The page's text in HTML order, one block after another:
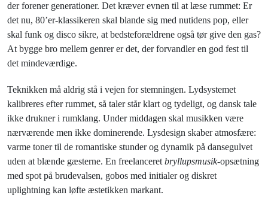
der forener generationer. Det kræver evnen til at læse rummet: Er
det nu, 80’er-klassikeren skal blande sig med nutidens pop, eller
skal funk og disco sikre, at bedsteforældrene også tør give den gas?
At bygge bro mellem genrer er det, der forvandler en god fest til
det mindeværdige.
Teknikken må aldrig stå i vejen for stemningen. Lydsystemet
kalibreres efter rummet, så taler står klart og tydeligt, og dansk tale
ikke drukner i rumklang. Under middagen skal musikken være
nærværende men ikke dominerende. Lysdesign skaber atmosfære:
varme toner til de romantiske stunder og dynamik på dansegulvet
uden at blænde gæsterne. En freelanceret bryllupsmusik-opsætning
med spot på brudevalsen, gobos med initialer og diskret
uplightning kan løfte æstetikken markant.